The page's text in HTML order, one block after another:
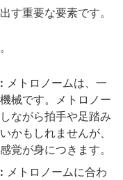
す重要な要素です。
メトロノームは、一
械です。メトロノー
ながら拍手や足踏み
かもしれませんが、
覚が身につきます。
メトロノームに合わ